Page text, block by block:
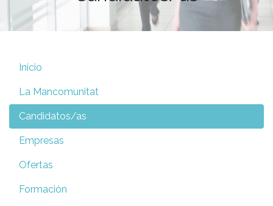
Inicio
La Mancomunitat
Candidatos/as
Empresas
Ofertas
Formación